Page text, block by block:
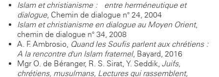
Islam et christianisme : entre herméneutique et
dialogue, Chemin de dialogue n° 24, 2004
Islam et christianisme en dialogue au Moyen Orient,
chemin de dialogue n° 34, 2008
A. F. Ambrosio, Quand les Soufis parlent aux chrétiens :
A la rencontre d'un Islam fraternel, Bayard, 2016
Mgr O. de Béranger, R. S. Sirat, Y. Seddik, Juifs,
chrétiens, musulmans, Lectures qui rassemblent,